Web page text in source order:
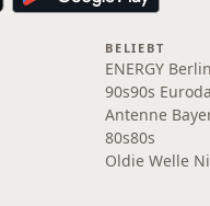
BELIEBT
ENERGY Berlin
90s90s
Antenne
80s80s
Oldie Welle